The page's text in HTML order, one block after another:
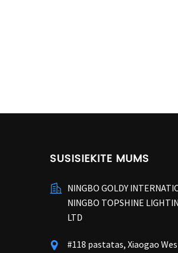
SUSISIEKITE MUMS
NINGBO GOLDY
NINGBO TOPSHINE
LTD
#118 pastatas, Xiaogao